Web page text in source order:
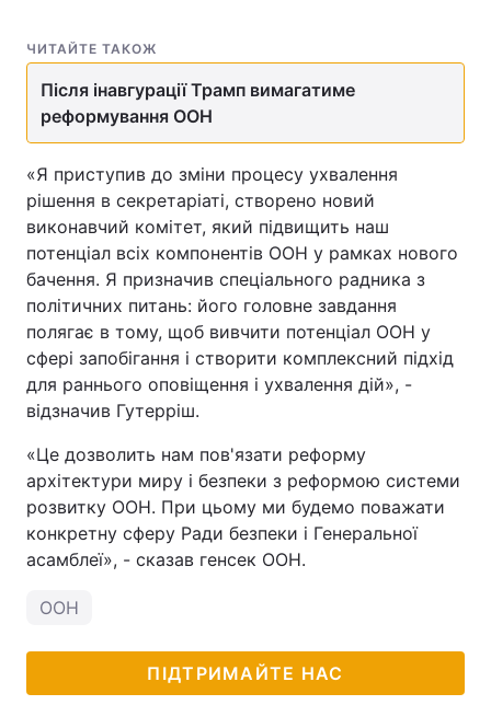
ЧИТАЙТЕ ТАКОЖ
Після інавгурації Трамп вимагатиме
реформування ООН
«Я приступив до зміни процесу ухвалення
рішення в секретаріаті, створено новий
виконавчий комітет, який підвищить наш
потенціал всіх компонентів ООН у рамках нового
бачення. Я призначив спеціального радника з
політичних питань: його головне завдання
полягає в тому, щоб вивчити потенціал ООН у
сфері запобігання і створити комплексний підхід
для раннього оповіщення і ухвалення дій», -
відзначив Гутерріш.
«Це дозволить нам пов'язати реформу
архітектури миру і безпеки з реформою системи
розвитку ООН. При цьому ми будемо поважати
конкретну сферу Ради безпеки і Генеральної
асамблеї», - сказав генсек ООН.
ООН
ПІДТРИМАЙТЕ НАС